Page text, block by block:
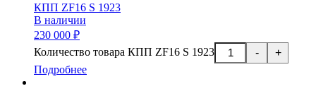
КПП ZF16 S 1923
В наличии
230 000 ₽
-
Количество товара КПП ZF16 S 1923
+
Подробнее